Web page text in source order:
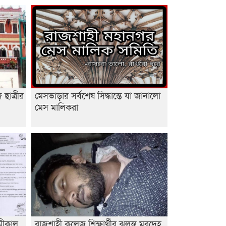
মেসভাড়ার সর্বশেষ সিদ্ধান্তে যা জানালো
মেস মালিকরা
রাজশাহী কলেজ শিক্ষার্থীর ঝুলন্ত মরদেহ